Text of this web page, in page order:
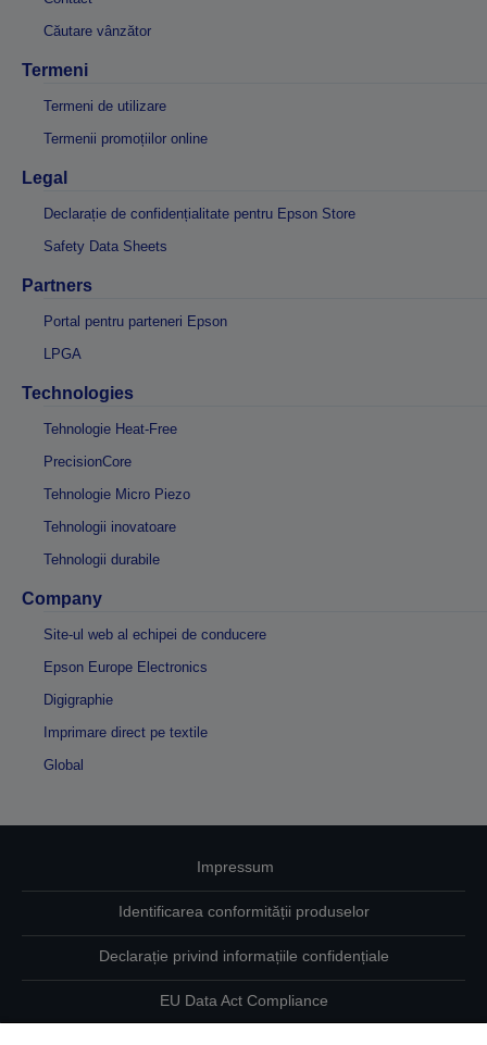
Căutare vânzător
Termeni
Termeni de utilizare
Termenii promoțiilor online
Legal
Declarație de confidențialitate pentru Epson Store
Safety Data Sheets
Partners
Portal pentru parteneri Epson
LPGA
Technologies
Tehnologie Heat-Free
PrecisionCore
Tehnologie Micro Piezo
Tehnologii inovatoare
Tehnologii durabile
Company
Site-ul web al echipei de conducere
Epson Europe Electronics
Digigraphie
Imprimare direct pe textile
Global
Impressum
Identificarea conformității produselor
Declarație privind informațiile confidențiale
EU Data Act Compliance